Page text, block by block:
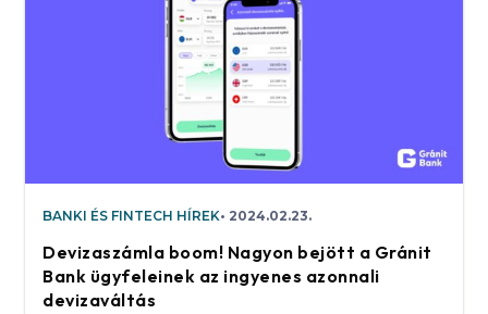
BANKI ÉS FINTECH HÍREK 2024.02.23.
Devizaszámla boom! Nagyon bejött a Gránit
Bank ügyfeleinek az ingyenes azonnali
devizaváltás